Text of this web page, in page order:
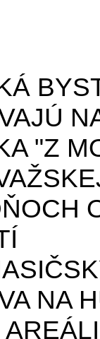
"Z
NA